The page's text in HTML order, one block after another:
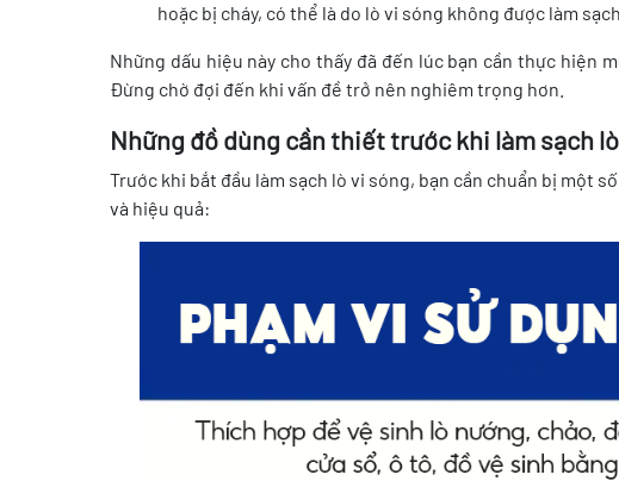
hoặc bị cháy, có thể là do lò vi sóng không được làm
Những dấu hiệu này cho thấy đã đến lúc bạn cần thực hiện
Đừng chờ đợi đến khi vấn đề trở nên nghiêm trọng hơn.
Những đồ dùng cần thiết trước khi làm sạch
Trước khi bắt đầu làm sạch lò vi sóng, bạn cần chuẩn bị một
và hiệu quả: